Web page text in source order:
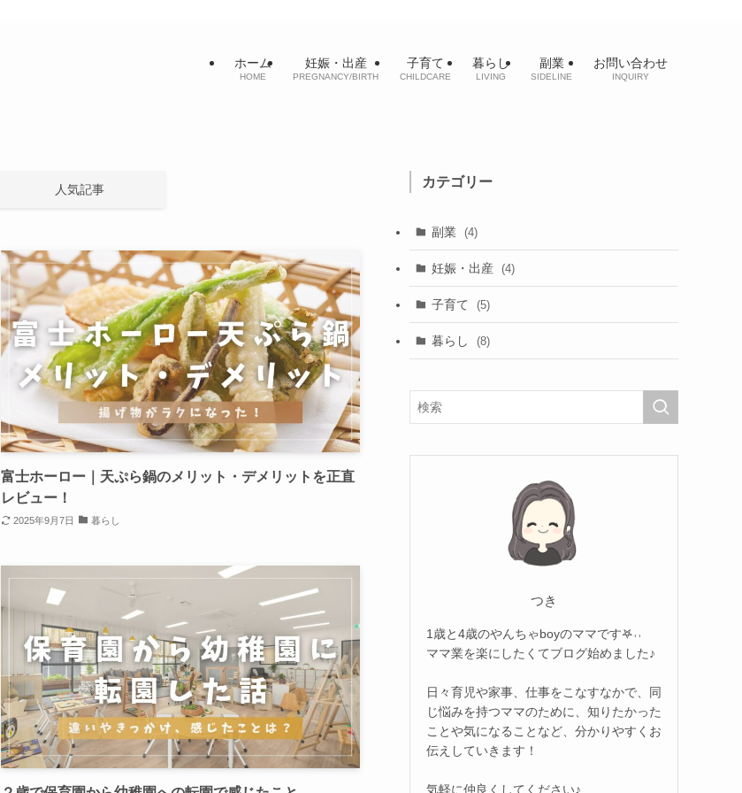
ホーム
HOME
妊娠・出産
PREGNANCY/BIRTH
子育て
CHILDCARE
暮らし
LIVING
副業
SIDELINE
お問い合わせ
INQUIRY
人気記事
富士ホーロー｜天ぷら鍋のメリット・デメリットを正直
レビュー！
2025年9月7日 暮らし
カテゴリー
副業 (4)
妊娠・出産 (4)
子育て (5)
暮らし (8)
つき
1歳と4歳のやんちゃboyのママです𖤐˒˒
ママ業を楽にしたくてブログ始めました♪
日々育児や家事、仕事をこなすなかで、同
じ悩みを持つママのために、知りたかった
ことや気になることなど、分かりやすくお
伝えしていきます！
気軽に仲良くしてください♪